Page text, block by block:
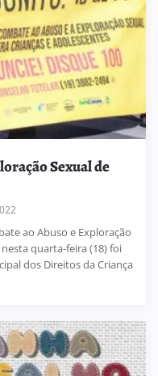
Sexual de
ao Abuso e Exploração
quarta-feira (18) foi
dos Direitos da Criança